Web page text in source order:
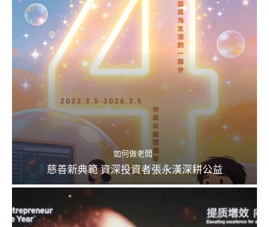
如何做老闆
慈善新典範 資深投資者張永漢深耕公益